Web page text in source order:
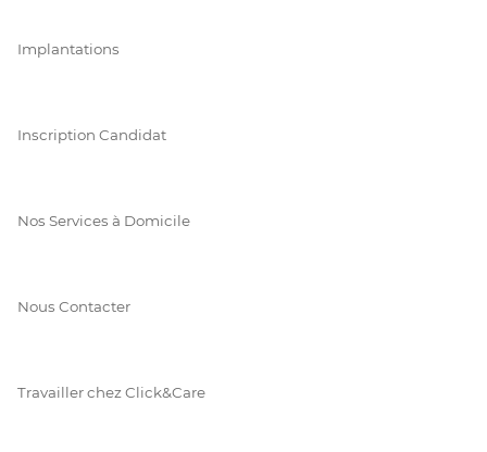
Implantations
Inscription Candidat
Nos Services à Domicile
Nous Contacter
Travailler chez Click&Care